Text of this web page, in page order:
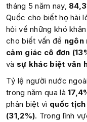
tháng 5 năm nay,
Quốc cho biết họ hài
hỏi về những khó
cho biết vấn đề ngôn
cảm giác cô đơn
và sự khác biệt văn
Tỷ lệ người nước
trong năm qua là
phân biệt vì quốc
(31,2%). Trong lĩnh